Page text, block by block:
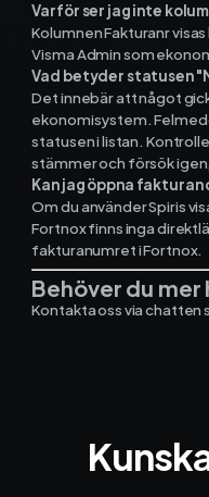
Varför ser jag inte
Kolumnen Fakturanr
Visma Admin som
Vad betyder statusen
Det innebär att något
ekonomisystem.
statusen i listan.
stämmer och försök
Kan jag öppna
Om du använder Spiris
Fortnox finns inga
fakturanumret i Fortnox.
Behöver du mer
Kontakta oss via chatten